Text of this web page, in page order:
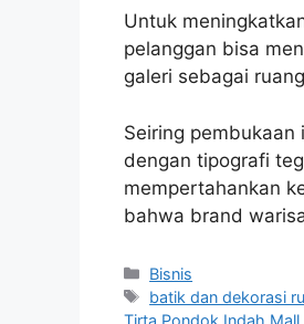
Untuk
pelanggan bisa
galeri sebagai
Seiring
dengan tipografi
mempertahankan
bahwa brand
Categories
Bisnis
Tags
batik dan dekorasi
Tirta Pondok Indah Mall,